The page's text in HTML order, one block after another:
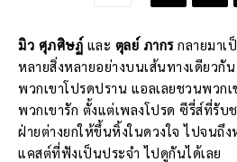
มิว ศุภศิษฏ์ และ ตุลย์ ภากรกลายมาเ
หลายสิ่งหลายอย่างบนเส้นทางเดียวกั
พวกเขาโปรดปราน แอลเลยชวนพวก
พวกเขารัก ตั้งแต่เพลงโปรด ซีรี่ส์ที่รั
ฝ่ายต่างยกให้ขึ้นหิ้งในดวงใจ ไปจนถึ
แคสต์ที่ฟังเป็นประจำ ไปดูกันได้เลย